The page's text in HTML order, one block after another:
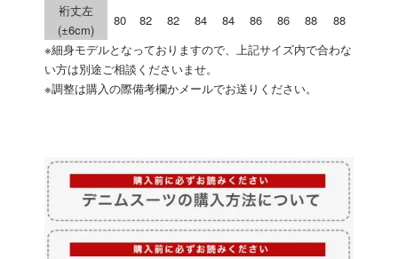
裄丈左
(±6cm)
80 82 82 84 84 86 86 88
88
※細身モデルとなっておりますので、上記サイズ内で合わな
い方は別途ご相談くださいませ。
※調整は購入の際備考欄かメールでお送りください。